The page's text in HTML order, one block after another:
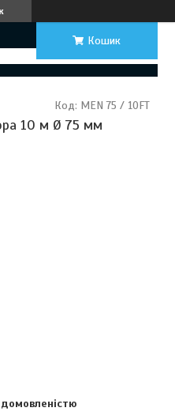
Кошик
10 м Ø 75 мм
Код: MEN 75 / 10FT